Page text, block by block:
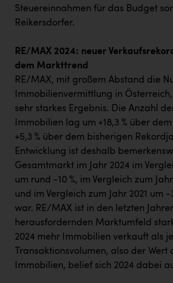
Steuereinnahmen für das Budget
Reikersdorfer.
RE/MAX 2024: neuer
dem Markttrend
RE/MAX, mit großem Abstand die
Immobilienvermittlung in
sehr starkes Ergebnis. Die Anzahl
Immobilien lag um +18,3 % über
+5,3 % über dem bisherigen
Entwicklung ist deshalb
Gesamtmarkt im Jahr 2024 im
um rund -10 %, im Vergleich zum
und im Vergleich zum Jahr 2021 um
war. RE/MAX ist in den letzten
herausfordernden Marktumfeld
2024 mehr Immobilien verkauft als
Transaktionsvolumen, also der Wert
Immobilien, belief sich 2024 dabei